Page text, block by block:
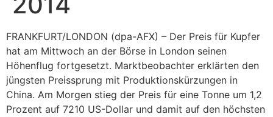
FRANKFURT/LONDON (dpa-AFX) – Der Preis für Kupfer
hat am Mittwoch an der Börse in London seinen
Höhenflug fortgesetzt. Marktbeobachter erklärten den
jüngsten Preissprung mit Produktionskürzungen in
China. Am Morgen stieg der Preis für eine Tonne um 1,2
Prozent auf 7210 US-Dollar und damit auf den höchsten